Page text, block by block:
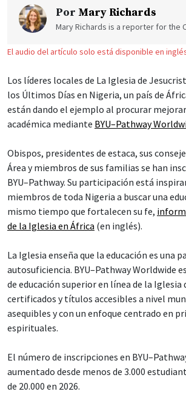
Por Mary Richards
Mary Richards is a reporter for the
El audio del artículo solo está disponible en
Los líderes locales de La Iglesia de
los Últimos Días en Nigeria, un país de
están dando el ejemplo al procurar
académica mediante BYU–Pathway
Obispos, presidentes de estaca, sus
Área y miembros de sus familias se han
BYU–Pathway. Su participación está
miembros de toda Nigeria a buscar una
mismo tiempo que fortalecen su fe,
de la Iglesia en África (en inglés).
La Iglesia enseña que la educación es una
autosuficiencia. BYU–Pathway Worldwide
de educación superior en línea de la Iglesia
certificados y títulos accesibles a nivel
asequibles y con un enfoque centrado en
espirituales.
El número de inscripciones en
aumentado desde menos de 3.000
de 20.000 en 2026.